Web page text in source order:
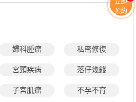
婦科腫瘤 私密修復
宮頸疾病 落仔幾錢
子宮肌瘤 不孕不育
預約